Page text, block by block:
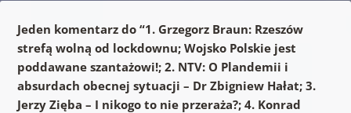
Jeden komentarz do “1. Grzegorz Braun: Rzeszów
strefą wolną od lockdownu; Wojsko Polskie jest
poddawane szantażowi!; 2. NTV: O Plandemii i
absurdach obecnej sytuacji – Dr Zbigniew Hałat; 3.
Jerzy Zięba – I nikogo to nie przeraża?; 4. Konrad